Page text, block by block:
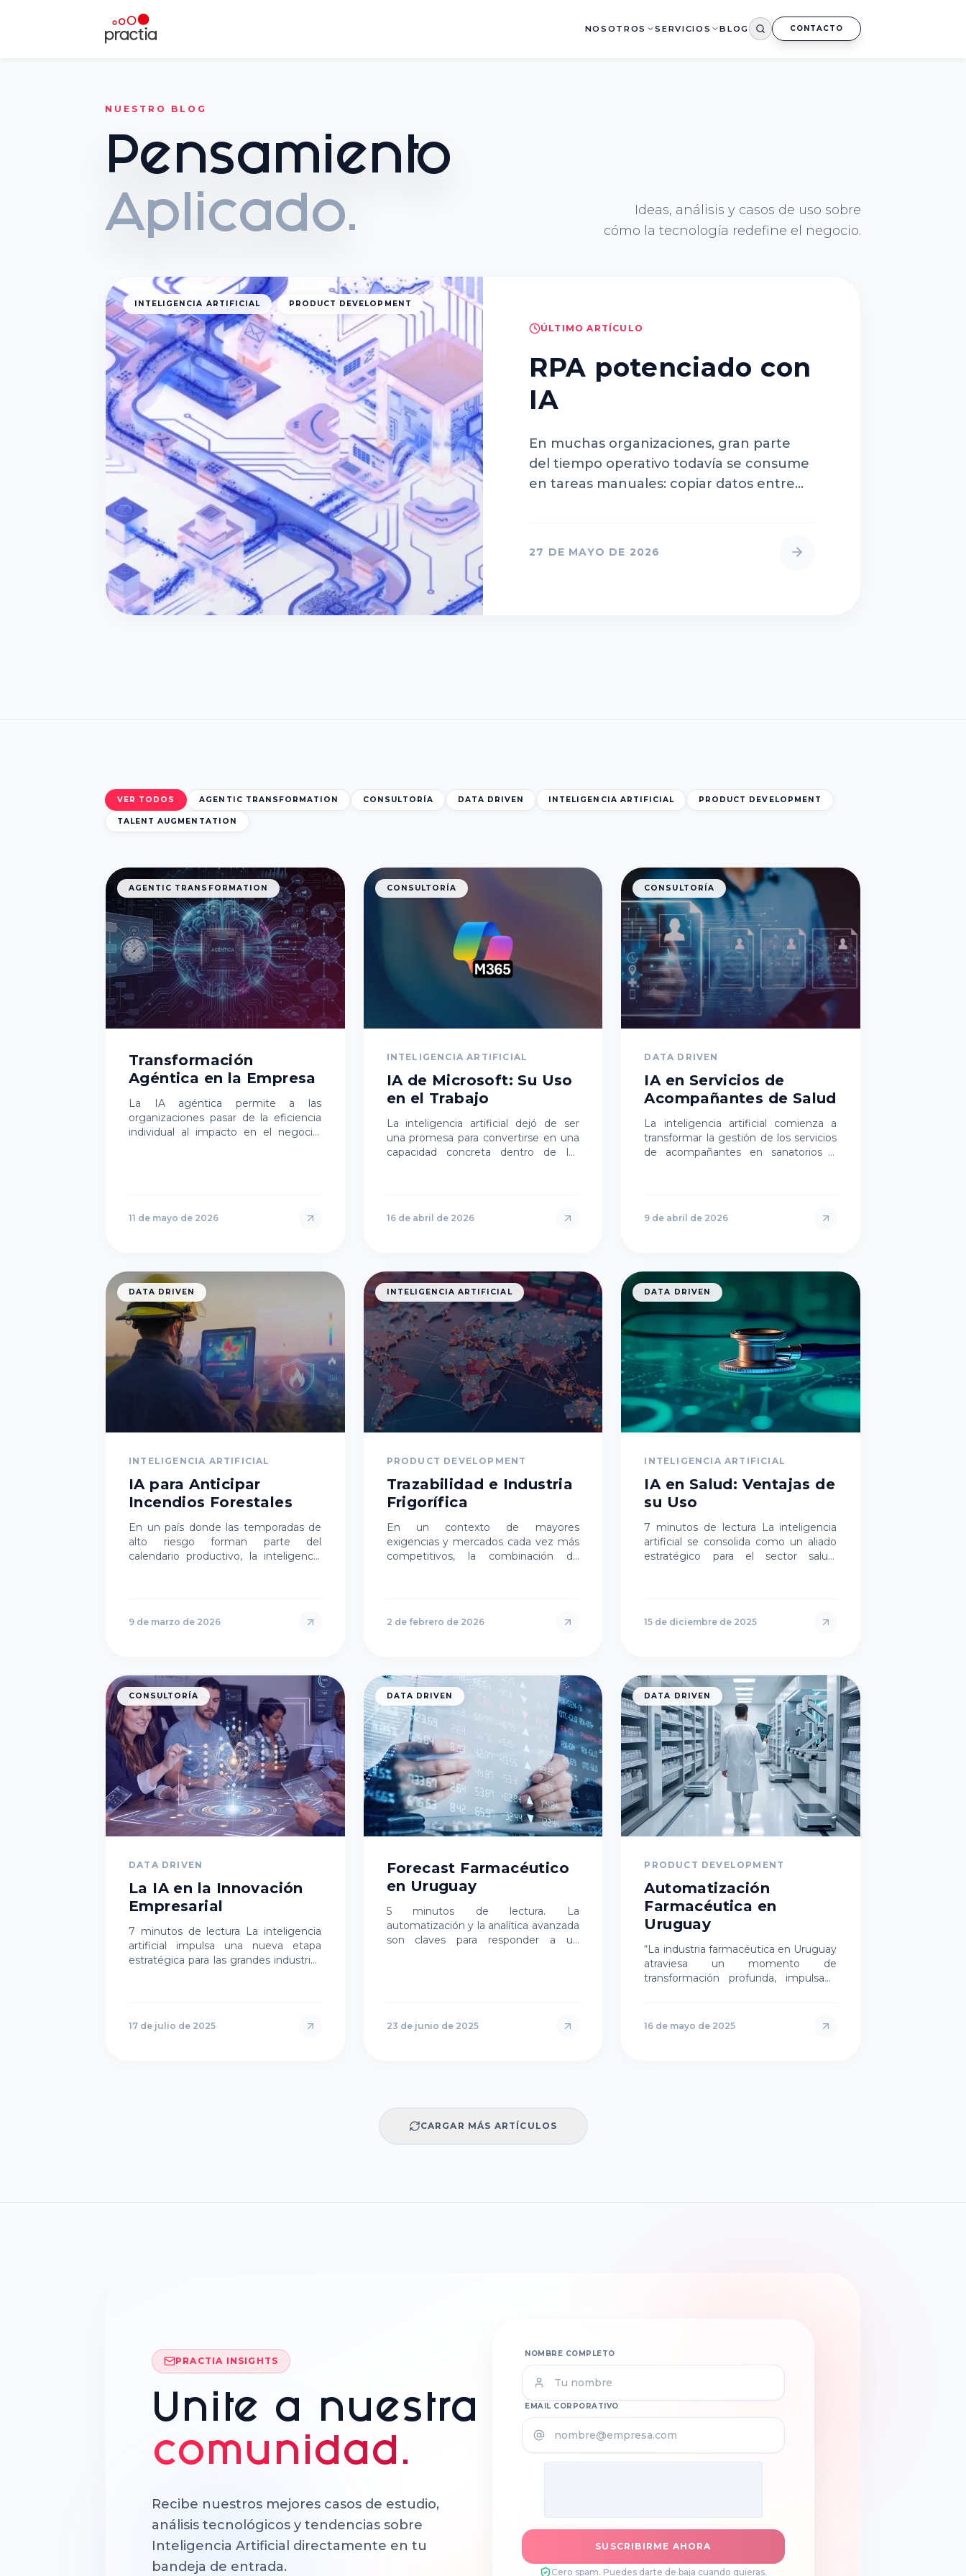
NOSOTROS SERVICIOS BLOG CONTACTO
NUESTRO BLOG
Pensamiento
Aplicado.
Ideas, análisis y casos de uso sobre
cómo la tecnología redefine el negocio.
INTELIGENCIA ARTIFICIAL PRODUCT DEVELOPMENT
ÚLTIMO ARTÍCULO
RPA potenciado con
IA
En muchas organizaciones, gran parte
del tiempo operativo todavía se consume
en tareas manuales: copiar datos entre
27 DE MAYO DE 2026
VER TODOS AGENTIC TRANSFORMATION CONSULTORÍA DATA DRIVEN INTELIGENCIA ARTIFICIAL PRODUCT DEVELOPMENT
TALENT AUGMENTATION
AGENTIC TRANSFORMATION
Transformación
Agéntica en la Empresa
La IA agéntica permite a las
organizaciones pasar de la eficiencia
individual al impacto en el negocio,
11 de mayo de 2026
CONSULTORÍA
INTELIGENCIA ARTIFICIAL
IA de Microsoft: Su Uso
en el Trabajo
La inteligencia artificial dejó de ser
una promesa para convertirse en una
capacidad concreta dentro de las
16 de abril de 2026
CONSULTORÍA
DATA DRIVEN
IA en Servicios de
Acompañantes de Salud
La inteligencia artificial comienza a
transformar la gestión de los servicios
de acompañantes en sanatorios y
9 de abril de 2026
DATA DRIVEN
INTELIGENCIA ARTIFICIAL
IA para Anticipar
Incendios Forestales
En un país donde las temporadas de
alto riesgo forman parte del
calendario productivo, la inteligencia
9 de marzo de 2026
INTELIGENCIA ARTIFICIAL
PRODUCT DEVELOPMENT
Trazabilidad e Industria
Frigorífica
En un contexto de mayores
exigencias y mercados cada vez más
competitivos, la combinación de
2 de febrero de 2026
DATA DRIVEN
INTELIGENCIA ARTIFICIAL
IA en Salud: Ventajas de
su Uso
7 minutos de lectura La inteligencia
artificial se consolida como un aliado
estratégico para el sector salud:
15 de diciembre de 2025
CONSULTORÍA
DATA DRIVEN
La IA en la Innovación
Empresarial
7 minutos de lectura La inteligencia
artificial impulsa una nueva etapa
estratégica para las grandes industrias
17 de julio de 2025
DATA DRIVEN
Forecast Farmacéutico
en Uruguay
5 minutos de lectura. La
automatización y la analítica avanzada
son claves para responder a un
23 de junio de 2025
DATA DRIVEN
PRODUCT DEVELOPMENT
Automatización
Farmacéutica en
Uruguay
“La industria farmacéutica en Uruguay
atraviesa un momento de
transformación profunda, impulsada
cumplimiento reg…
16 de mayo de 2025
CARGAR MÁS ARTÍCULOS
PRACTIA INSIGHTS
Unite a nuestra
comunidad.
Recibe nuestros mejores casos de estudio,
análisis tecnológicos y tendencias sobre
Inteligencia Artificial directamente en tu
bandeja de entrada.
NOMBRE COMPLETO
EMAIL CORPORATIVO
SUSCRIBIRME AHORA
Cero spam. Puedes darte de baja cuando quieras.